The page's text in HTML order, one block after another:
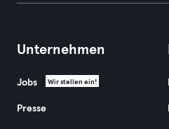
Unternehmen
Jobs Wir stellen ein!
Presse